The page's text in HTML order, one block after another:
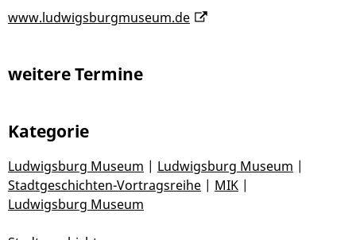
www.ludwigsburgmuseum.de
weitere Termine
Kategorie
Ludwigsburg Museum | Ludwigsburg Museum |
Stadtgeschichten-Vortragsreihe | MIK |
Ludwigsburg Museum